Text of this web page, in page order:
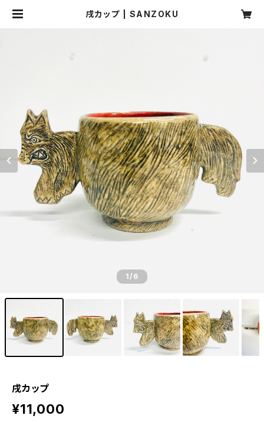
戌カップ | SANZOKU
1/6
戌カップ
¥11,000